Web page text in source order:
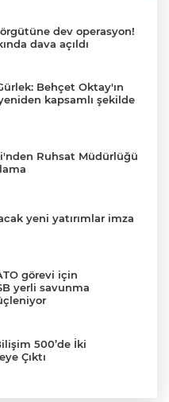
dev operasyon!
dava açıldı
Behçet Oktay'ın
kapsamlı şekilde
Ruhsat Müdürlüğü
yeni yatırımlar imza
görevi için
yerli savunma
500’de İki
Çıktı